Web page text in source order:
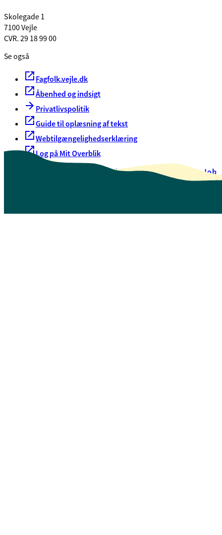
Skolegade 1
7100 Vejle
CVR. 29 18 99 00
Se også
Fagfolk.vejle.dk
Åbenhed og indsigt
Privatlivspolitik
Guide til oplæsning af tekst
Webtilgængelighedserklæring
Log på Mit Overblik
Oversigt over selvbetjeningJob